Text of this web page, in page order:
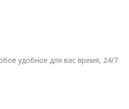
удобное для вас время, 24/7.